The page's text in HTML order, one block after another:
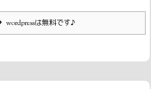
wordpressは無料です♪